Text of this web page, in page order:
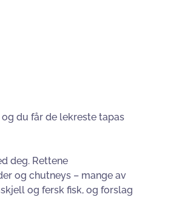
du får de lekreste tapas
deg. Rettene
og chutneys – mange av
og fersk fisk, og forslag